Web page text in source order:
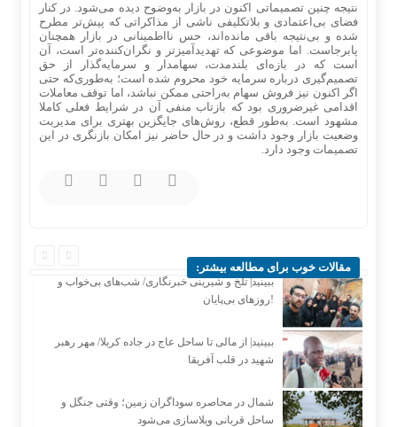
نتیجه چنین تصمیماتی اکنون در بازار به‌وضوح دیده می‌شود. در کنار
فضای بی‌اعتمادی و بلاتکلیفی ناشی از مذاکراتی که پیش‌تر مطرح
شده و بی‌نتیجه باقی مانده‌اند، حس نااطمینانی در بازار همچنان
پابرجاست. اما موضوعی که تهدیدآمیزتر و نگران‌کننده‌تر است، آن
است که در بازه‌ای بلندمدت، سهامدار و سرمایه‌گذار از حق
تصمیم‌گیری درباره سرمایه خود محروم شده است؛ به‌طوری‌که حتی
اگر اکنون نیز فروش سهام به‌راحتی ممکن نباشد، اما توقف معاملات
اقدامی غیرضروری بود که بازتاب منفی آن در شرایط فعلی کاملا
مشهود است. به‌طور قطع، روش‌های جایگزین بهتری برای مدیریت
وضعیت بازار وجود داشت و در حال حاضر نیز امکان بازنگری در این
تصمیمات وجود دارد.
مقالات خوب برای مطالعه بیشتر:
ببینید| تلخ و شیرینی خبرنگاری/‌ شب‌های بی‌خواب و
روزهای بی‌پایان!
ببینید| از مالی تا ساحل عاج در جاده کربلا/ مهر رهبر
شهید در قلب آفریقا
شمال در محاصره سوداگران زمین؛ وقتی جنگل و
ساحل قربانی ویلاسازی می‌شود